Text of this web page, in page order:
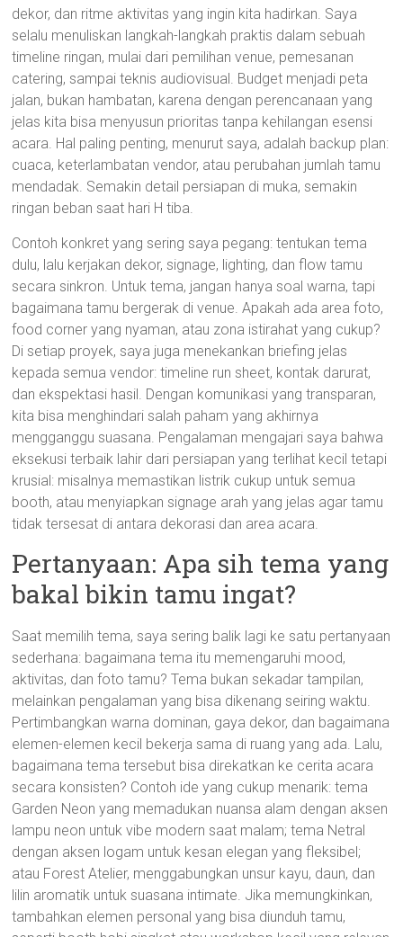
dekor, dan ritme aktivitas yang ingin kita hadirkan. Saya
selalu menuliskan langkah-langkah praktis dalam sebuah
timeline ringan, mulai dari pemilihan venue, pemesanan
catering, sampai teknis audiovisual. Budget menjadi peta
jalan, bukan hambatan, karena dengan perencanaan yang
jelas kita bisa menyusun prioritas tanpa kehilangan esensi
acara. Hal paling penting, menurut saya, adalah backup plan:
cuaca, keterlambatan vendor, atau perubahan jumlah tamu
mendadak. Semakin detail persiapan di muka, semakin
ringan beban saat hari H tiba.
Contoh konkret yang sering saya pegang: tentukan tema
dulu, lalu kerjakan dekor, signage, lighting, dan flow tamu
secara sinkron. Untuk tema, jangan hanya soal warna, tapi
bagaimana tamu bergerak di venue. Apakah ada area foto,
food corner yang nyaman, atau zona istirahat yang cukup?
Di setiap proyek, saya juga menekankan briefing jelas
kepada semua vendor: timeline run sheet, kontak darurat,
dan ekspektasi hasil. Dengan komunikasi yang transparan,
kita bisa menghindari salah paham yang akhirnya
mengganggu suasana. Pengalaman mengajari saya bahwa
eksekusi terbaik lahir dari persiapan yang terlihat kecil tetapi
krusial: misalnya memastikan listrik cukup untuk semua
booth, atau menyiapkan signage arah yang jelas agar tamu
tidak tersesat di antara dekorasi dan area acara.
Pertanyaan: Apa sih tema yang
bakal bikin tamu ingat?
Saat memilih tema, saya sering balik lagi ke satu pertanyaan
sederhana: bagaimana tema itu memengaruhi mood,
aktivitas, dan foto tamu? Tema bukan sekadar tampilan,
melainkan pengalaman yang bisa dikenang seiring waktu.
Pertimbangkan warna dominan, gaya dekor, dan bagaimana
elemen-elemen kecil bekerja sama di ruang yang ada. Lalu,
bagaimana tema tersebut bisa direkatkan ke cerita acara
secara konsisten? Contoh ide yang cukup menarik: tema
Garden Neon yang memadukan nuansa alam dengan aksen
lampu neon untuk vibe modern saat malam; tema Netral
dengan aksen logam untuk kesan elegan yang fleksibel;
atau Forest Atelier, menggabungkan unsur kayu, daun, dan
lilin aromatik untuk suasana intimate. Jika memungkinkan,
tambahkan elemen personal yang bisa diunduh tamu,